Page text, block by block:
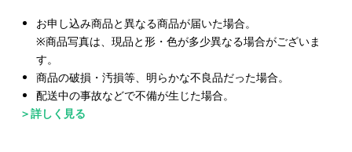
お申し込み商品と異なる商品が届いた場合。
※商品写真は、現品と形・色が多少異なる場合がございま
す。
商品の破損・汚損等、明らかな不良品だった場合。
配送中の事故などで不備が生じた場合。
＞詳しく見る